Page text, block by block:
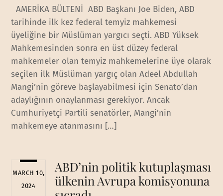
AMERİKA BÜLTENİ ABD Başkanı Joe Biden, ABD
tarihinde ilk kez federal temyiz mahkemesi
üyeliğine bir Müslüman yargıcı seçti. ABD Yüksek
Mahkemesinden sonra en üst düzey federal
mahkemeler olan temyiz mahkemelerine üye olarak
seçilen ilk Müslüman yargıç olan Adeel Abdullah
Mangi’nin göreve başlayabilmesi için Senato’dan
adaylığının onaylanması gerekiyor. Ancak
Cumhuriyetçi Partili senatörler, Mangi’nin
mahkemeye atanmasını […]
MARCH 10,
2024
ABD’nin politik kutuplaşması
ülkenin Avrupa komisyonuna